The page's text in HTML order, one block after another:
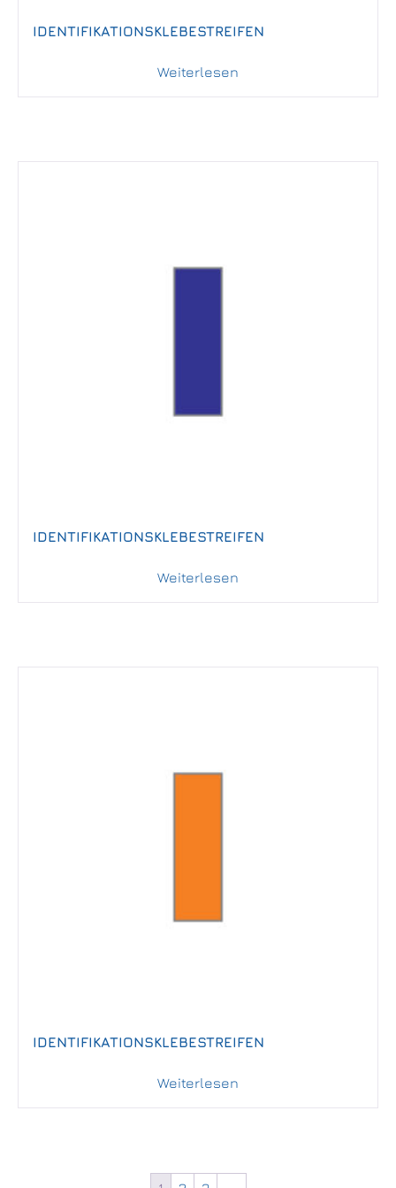
IDENTIFIKATIONSKLEBESTREIFEN
Weiterlesen
IDENTIFIKATIONSKLEBESTREIFEN
Weiterlesen
IDENTIFIKATIONSKLEBESTREIFEN
Weiterlesen